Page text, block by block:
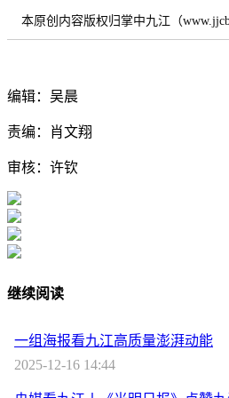
本原创内容版权归掌中九江（
编辑：吴晨
责编：肖文翔
审核：许钦
继续阅读
一组海报看九江高质量澎湃动能
2025-12-16 14:44